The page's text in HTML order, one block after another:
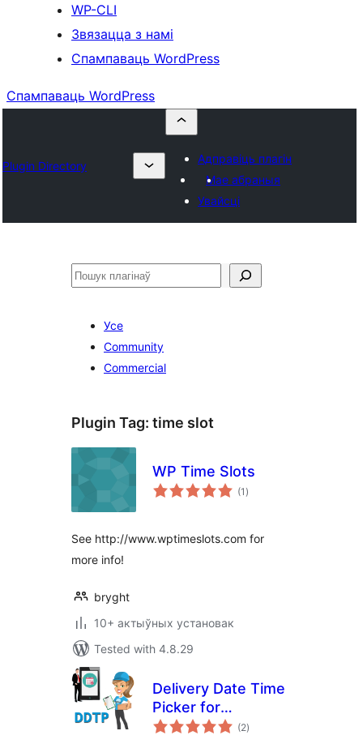
WP-CLI
Звязацца з намі
Спампаваць WordPress
Спампаваць WordPress
Plugin Directory
Адправіць плагін
Мае абраныя
Увайсці
Пошук
Усе
Community
Commercial
Plugin Tag: time slot
WP Time Slots
(1 total
ratings
)
See http://www.wptimeslots.com for
more info!
bryght
10+ актыўных установак
Tested with 4.8.29
Delivery Date Time
Picker for
WooCommerce
(2total
ratings
)